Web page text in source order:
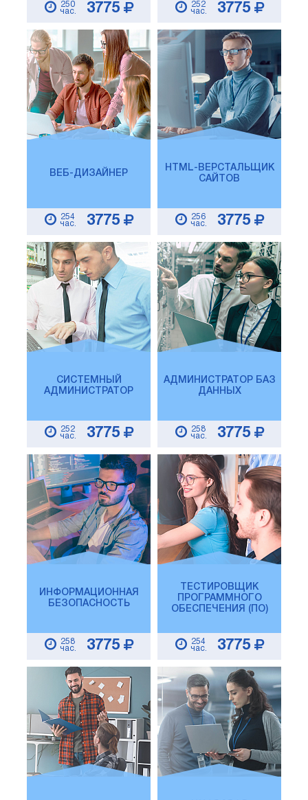
250
час.
3775
252
час.
3775
ВЕБ-ДИЗАЙНЕР
254
час.
3775
HTML-ВЕРСТАЛЬЩИК
САЙТОВ
256
час.
3775
СИСТЕМНЫЙ
АДМИНИСТРАТОР
252
час.
3775
АДМИНИСТРАТОР БАЗ
ДАННЫХ
258
час.
3775
ИНФОРМАЦИОННАЯ
БЕЗОПАСНОСТЬ
258
час.
3775
ТЕСТИРОВЩИК
ПРОГРАММНОГО
ОБЕСПЕЧЕНИЯ (ПО)
254
час.
3775